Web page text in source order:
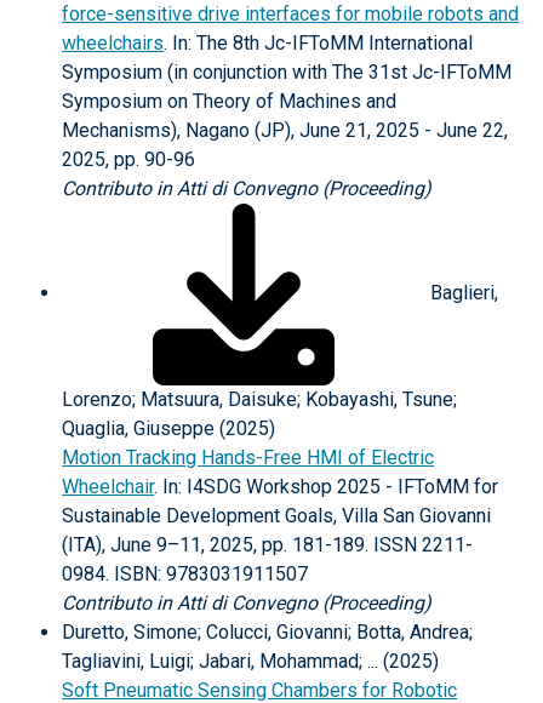
force-sensitive drive interfaces for mobile robots and
wheelchairs. In: The 8th Jc-IFToMM International
Symposium (in conjunction with The 31st Jc-IFToMM
Symposium on Theory of Machines and
Mechanisms), Nagano (JP), June 21, 2025 - June 22,
2025, pp. 90-96
Contributo in Atti di Convegno (Proceeding)
Baglieri,
Lorenzo; Matsuura, Daisuke; Kobayashi, Tsune;
Quaglia, Giuseppe (2025)
Motion Tracking Hands-Free HMI of Electric
Wheelchair. In: I4SDG Workshop 2025 - IFToMM for
Sustainable Development Goals, Villa San Giovanni
(ITA), June 9–11, 2025, pp. 181-189. ISSN 2211-
0984. ISBN: 9783031911507
Contributo in Atti di Convegno (Proceeding)
Duretto, Simone; Colucci, Giovanni; Botta, Andrea;
Tagliavini, Luigi; Jabari, Mohammad; ... (2025)
Soft Pneumatic Sensing Chambers for Robotic